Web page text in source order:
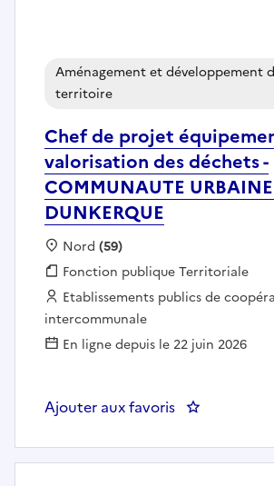
Chef de projet
valorisation des déchets -
COMMUNAUTE
DUNKERQUE
Aménagement et développement
territoire
Localisation :
Nord (59)
Fonction publique :
Fonction publique Territoriale
Employeur :
Etablissements publics de
intercommunale
En ligne depuis le 22 juin 2026
Ajouter aux favoris : Chef de